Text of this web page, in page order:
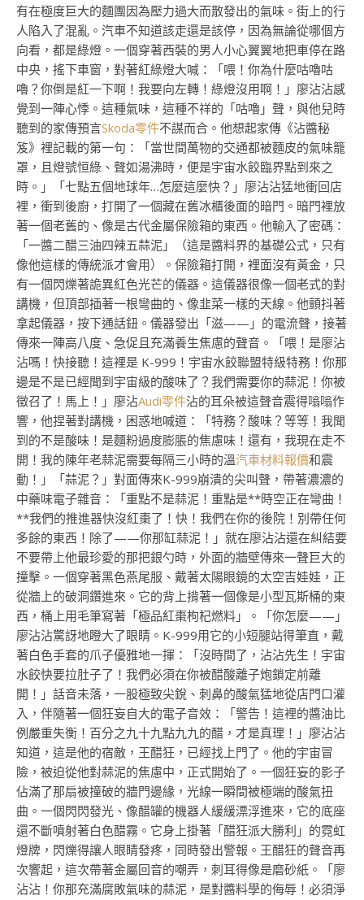
有在極度巨大的麵團因為壓力過大而散發出的氣味。街上的行
人陷入了混亂。汽車不知道該走還是該停，因為無論從哪個方
向看，都是綠燈。一個穿著西裝的男人小心翼翼地把車停在路
中央，搖下車窗，對著紅綠燈大喊：「喂！你為什麼咕嚕咕
嚕？你倒是紅一下啊！我要向左轉！綠燈沒用啊！」廖沾沾感
覺到一陣心悸。這種氣味，這種不祥的「咕嚕」聲，與他兒時
聽到的家傳預言Skoda零件不謀而合。他想起家傳《沾醬秘
笈》裡記載的第一句：「當世間萬物的交通都被麵皮的氣味籠
罩，且燈號恒綠、聲如湯沸時，便是宇宙水餃臨界點到來之
時。」「七點五個地球年…怎麼這麼快？」廖沾沾猛地衝回店
裡，衝到後廚，打開了一個藏在舊冰櫃後面的暗門。暗門裡放
著一個老舊的、像是古代金屬保險箱的東西。他輸入了密碼：
「一醬二醋三油四辣五蒜泥」（這是醬料界的基礎公式，只有
像他這樣的傳統派才會用）。保險箱打開，裡面沒有黃金，只
有一個閃爍著詭異紅色光芒的儀器。這儀器很像一個老式的對
講機，但頂部插著一根彎曲的、像韭菜一樣的天線。他顫抖著
拿起儀器，按下通話鈕。儀器發出「滋——」的電流聲，接著
傳來一陣高八度、急促且充滿養生焦慮的聲音。「喂！是廖沾
沾嗎！快接聽！這裡是 K-999！宇宙水餃聯盟特級特務！你那
邊是不是已經聞到宇宙級的酸味了？我們需要你的蒜泥！你被
徵召了！馬上！」廖沾Audi零件沾的耳朵被這聲音震得嗡嗡作
響，他捏著對講機，困惑地喊道：「特務？酸味？等等！我聞
到的不是酸味！是麵粉過度膨脹的焦慮味！還有，我現在走不
開！我的陳年老蒜泥需要每隔三小時的溫汽車材料報價和震
動！」「蒜泥？」對面傳來K-999崩潰的尖叫聲，帶著濃濃的
中藥味電子雜音：「重點不是蒜泥！重點是**時空正在彎曲！
**我們的推進器快沒紅棗了！快！我們在你的後院！別帶任何
多餘的東西！除了——你那缸蒜泥！」就在廖沾沾還在糾結要
不要帶上他最珍愛的那把銀勺時，外面的牆壁傳來一聲巨大的
撞擊。一個穿著黑色燕尾服、戴著太陽眼鏡的太空吉娃娃，正
從牆上的破洞鑽進來。它的背上揹著一個像是小型瓦斯桶的東
西，桶上用毛筆寫著「極品紅棗枸杞燃料」。「你怎麼——」
廖沾沾驚訝地瞪大了眼睛。K-999用它的小短腿站得筆直，戴
著白色手套的爪子優雅地一揮：「沒時間了，沾沾先生！宇宙
水餃快要拉肚子了！我們必須在你被醋酸離子炮鎖定前離
開！」話音未落，一股極致尖銳、刺鼻的酸氣猛地從店門口灌
入，伴隨著一個狂妄自大的電子音效：「警告！這裡的醬油比
例嚴重失衡！百分之九十九點九九的醋，才是真理！」廖沾沾
知道，這是他的宿敵，王醋狂，已經找上門了。他的宇宙冒
險，被迫從他對蒜泥的焦慮中，正式開始了。一個狂妄的影子
佔滿了那扇被撞破的牆門邊緣，光線一瞬間被極端的酸氣扭
曲。一個閃閃發光、像醋罐的機器人緩緩漂浮進來，它的底座
還不斷噴射著白色醋霧。它身上掛著「醋狂派大勝利」的霓虹
燈牌，閃爍得讓人眼睛發疼，同時發出警報。王醋狂的聲音再
次響起，這次帶著金屬回音的嘲弄，刺耳得像是磨砂紙。「廖
沾沾！你那充滿腐敗氣味的蒜泥，是對醬料學的侮辱！必須淨